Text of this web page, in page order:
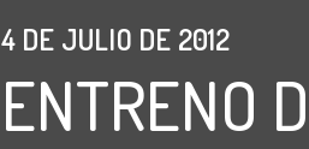
4 DE JULIO DE 2012
ENTRENO